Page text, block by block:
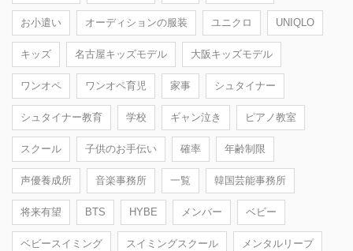
お小遣い オーディションの服装 ユニクロ UNIQLO
キッズ 名古屋キッズモデル 大阪キッズモデル
ワンオペ ワンオペ育児 家事 シュタイナー
シュタイナー教育 学校 ギャン泣き ピアノ教室
スクール 子供のお手伝い 確率 年齢制限
声優養成所 音楽事務所 一覧 韓国芸能事務所
将来有望 BTS HYBE メンバー ベビー
ベビースイミング スイミングスクール メンタルリープ